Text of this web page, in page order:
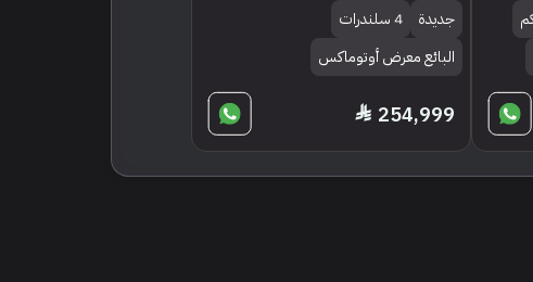
جديدة
4 سلندرات
البائع معرض أوتوماكس
254,999